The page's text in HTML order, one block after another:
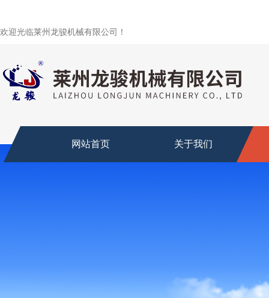
欢迎光临莱州龙骏机械有限公司！
网站首页 关于我们